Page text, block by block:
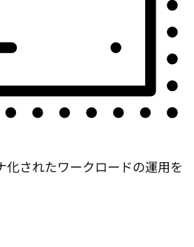
化されたワークロードの運用を